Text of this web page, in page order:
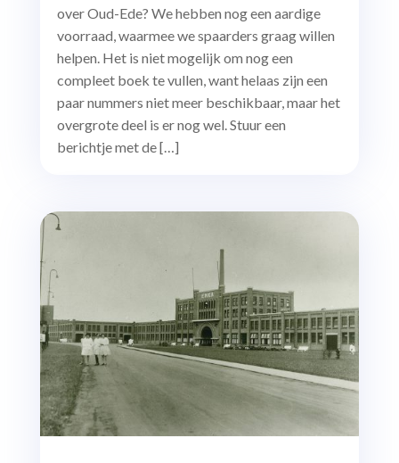
over Oud-Ede? We hebben nog een aardige
voorraad, waarmee we spaarders graag willen
helpen. Het is niet mogelijk om nog een
compleet boek te vullen, want helaas zijn een
paar nummers niet meer beschikbaar, maar het
overgrote deel is er nog wel. Stuur een
berichtje met de […]